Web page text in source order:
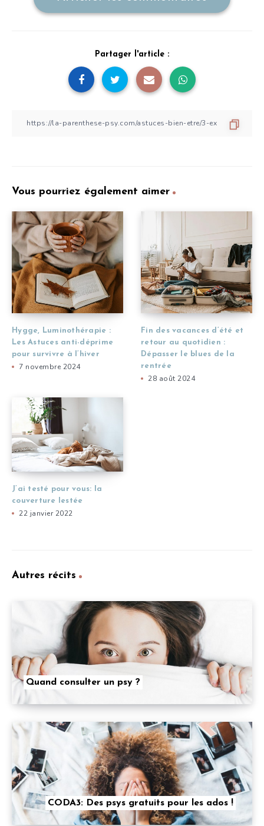
Partager l'article :
Vous pourriez également aimer
Hygge, Luminothérapie :
Les Astuces anti-déprime
pour survivre à l’hiver
7 novembre 2024
Fin des vacances d’été et
retour au quotidien :
Dépasser le blues de la
rentrée
28 août 2024
J’ai testé pour vous: la
couverture lestée
22 janvier 2022
Autres récits
Quand consulter un psy ?
CODA3: Des psys gratuits pour les ados !